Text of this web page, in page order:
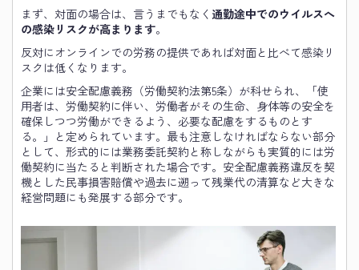
まず、対面の場合は、言うまでもなく 通勤途中でのウイルスへ
の感染リスクが高まります。
反対にオンラインでの労務の提供であれば対面と比べて感染リ
スクは低くなります。
企業には安全配慮義務（労働契約法第5条）が科せられ、「使
用者は、労働契約に伴い、労働者がその生命、身体等の安全を
確保しつつ労働ができるよう、必要な配慮をするものとす
る。」と定められています。最も注意しなければならない部分
として、形式的には業務委託契約と称しながらも実質的には労
働契約に当たると判断された場合です。安全配慮義務違反を契
機とした民事損害賠償や過去に遡って残業代の清算など大きな
経営問題にも発展する部分です。